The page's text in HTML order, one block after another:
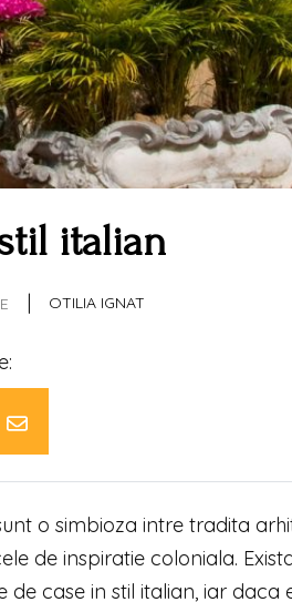
italian
| OTILIA IGNAT
o simbioza intre tradita
de inspiratie coloniala.
case in stil italian, iar daca